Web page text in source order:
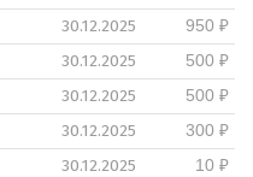
30.12.2025
950 ₽
30.12.2025
500 ₽
30.12.2025
500 ₽
30.12.2025
300 ₽
30.12.2025
10 ₽